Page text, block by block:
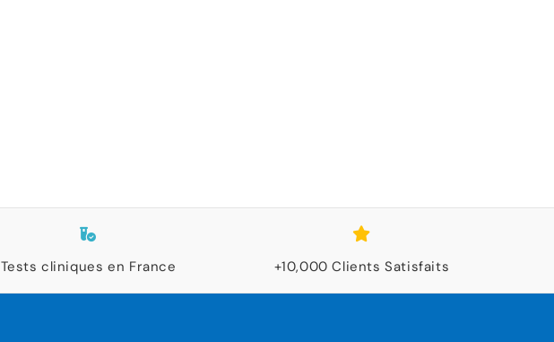
Tests cliniques en France +10,000 Clients Satisfaits